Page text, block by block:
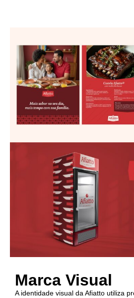
Marca Visual
A identidade visual da Afiatto utiliza